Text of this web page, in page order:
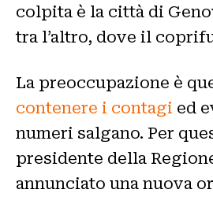
colpita è la città di
tra l’altro, dove il
La preoccupazione è
contenere i contagi ed
numeri salgano. Per
presidente della
annunciato una nuova